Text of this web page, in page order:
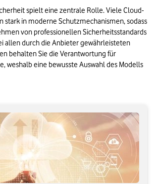
spielt eine zentrale Rolle. Viele Cloud-
stark in moderne Schutzmechanismen, sodass
von professionellen Sicherheitsstandards
allen durch die Anbieter gewährleisteten
behalten Sie die Verantwortung für
weshalb eine bewusste Auswahl des Modells